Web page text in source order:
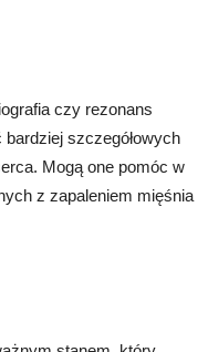
czy rezonans
szczegółowych
Mogą one pomóc w
z zapaleniem mięśnia